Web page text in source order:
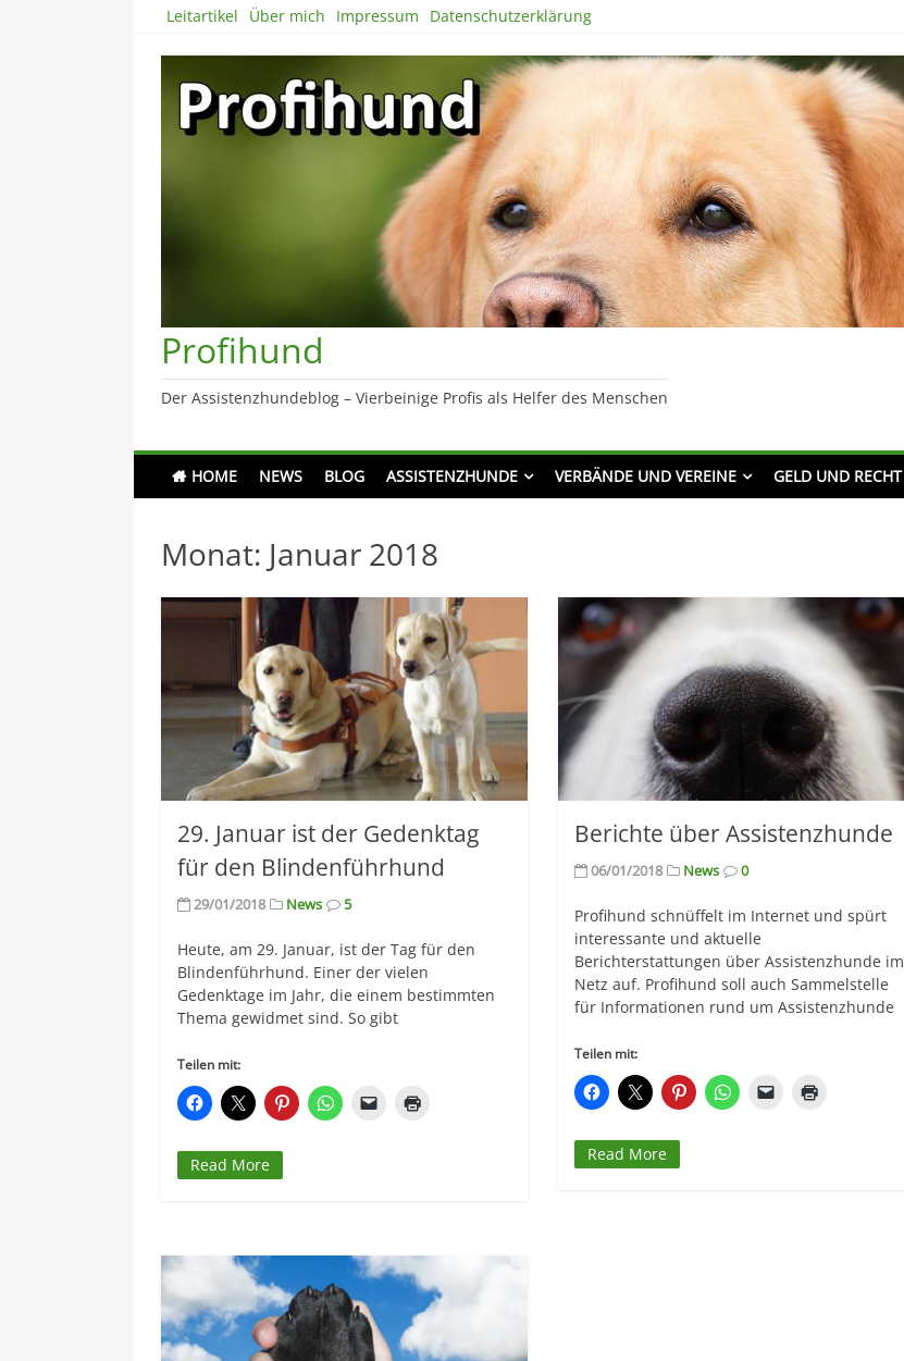
content
Leitartikel Über mich Impressum Datenschutzerklärung
Profihund
Der Assistenzhundeblog – Vierbeinige Profis als Helfer des Menschen
HOME NEWS BLOG ASSISTENZHUNDE VERBÄNDE UND VEREINE GELD UND RECHT
Monat: Januar 2018
29. Januar ist der Gedenktag
für den Blindenführhund
29/01/2018 News 5
Heute, am 29. Januar, ist der Tag für den
Blindenführhund. Einer der vielen
Gedenktage im Jahr, die einem bestimmten
Thema gewidmet sind. So gibt
Teilen mit:
Read More
Berichte über Assistenzhunde
06/01/2018 News 0
Profihund schnüffelt im Internet und spürt
interessante und aktuelle
Berichterstattungen über Assistenzhunde im
Netz auf. Profihund soll auch Sammelstelle
für Informationen rund um Assistenzhunde
Teilen mit:
Read More